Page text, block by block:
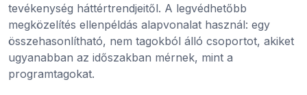
tevékenység háttértrendjeitől. A legvédhetőbb
megközelítés ellenpéldás alapvonalat használ: egy
összehasonlítható, nem tagokból álló csoportot, akiket
ugyanabban az időszakban mérnek, mint a
programtagokat.